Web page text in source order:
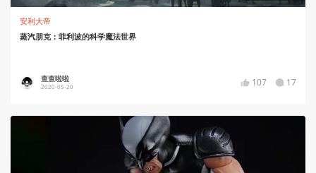
安利大帝
蒸汽朋克：菲利波的科学魔法世界
查查啦啦
2020-05-20 107 17